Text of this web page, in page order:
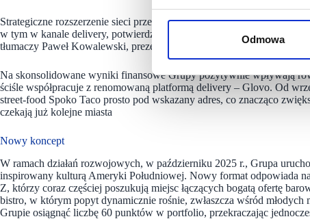
Odmowa
Strategiczne rozszerzenie sieci przekłada się bezpośrednio na wzrost
w tym w kanale delivery, potwierdzając tym samym skuteczność
tłumaczy Paweł Kowalewski, prezes zarządu Mex Polska S.A.
Na skonsolidowane wyniki finansowe Grupy pozytywnie wpływają
ściśle współpracuje z renomowaną platformą delivery – Glovo. Od
street-food Spoko Taco prosto pod wskazany adres, co znacząco
czekają już kolejne miasta
Nowy koncept
W ramach działań rozwojowych, w październiku 2025 r., Grupa
inspirowany kulturą Ameryki Południowej. Nowy format odpowiada
Z, którzy coraz częściej poszukują miejsc łączących bogatą ofertę
bistro, w którym popyt dynamicznie rośnie, zwłaszcza wśród
Grupie osiągnąć liczbę 60 punktów w portfolio, przekraczając